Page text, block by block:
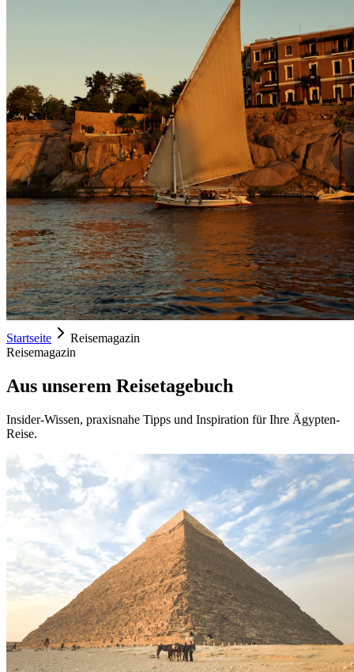
Startseite
Reisemagazin
Reisemagazin
Aus unserem Reisetagebuch
Insider-Wissen, praxisnahe Tipps und Inspiration für Ihre Ägypten-
Reise.